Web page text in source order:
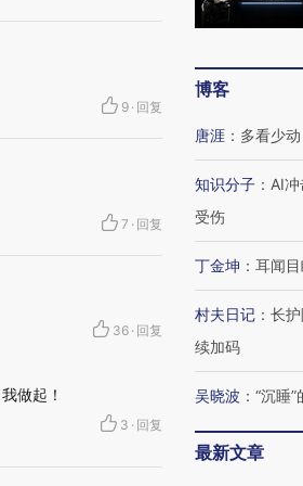
9 · 回复
7 · 回复
36 · 回复
做起！
3 · 回复
博客
唐涯 ： 多看少动
知识分子 ： AI
受伤
丁金坤 ： 耳闻
村夫日记 ： 长
续加码
吴晓波 ： “沉睡
最新文章